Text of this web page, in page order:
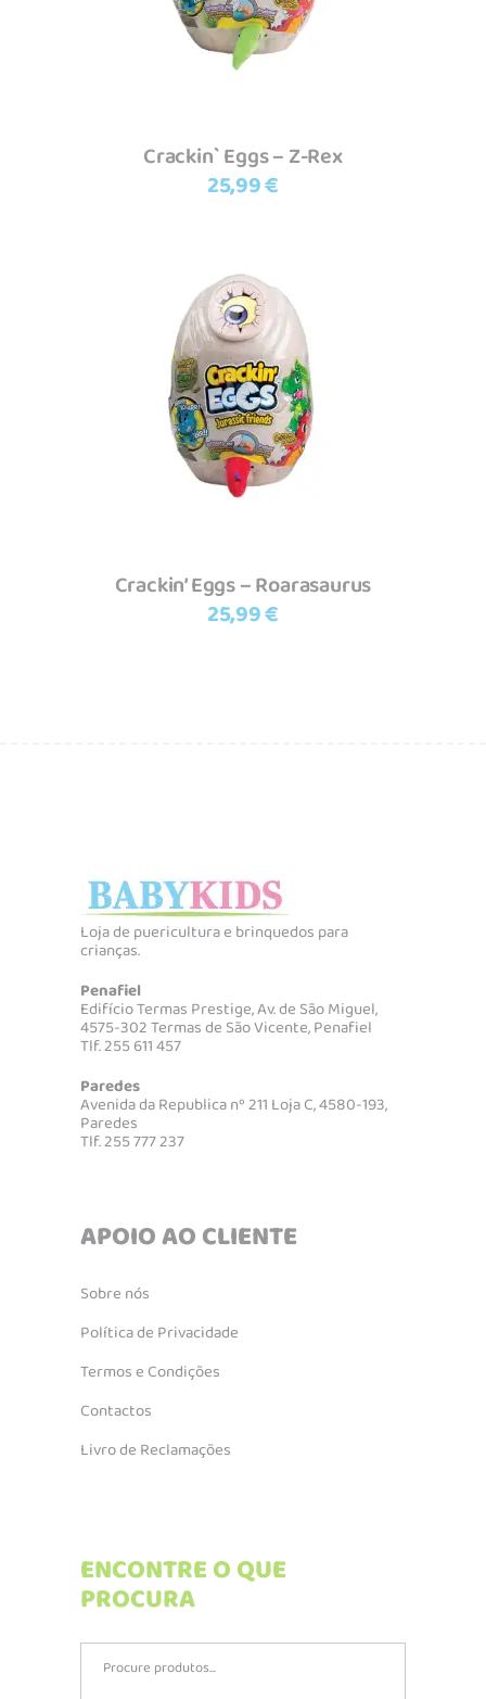
Crackin` Eggs – Z-Rex
25,99€
Adicionar
Crackin’ Eggs – Roarasaurus
25,99€
Loja de puericultura e brinquedos para
crianças.
Penafiel
Edifício Termas Prestige, Av. de São Miguel,
4575-302 Termas de São Vicente, Penafiel
Tlf. 255 611 457
Paredes
Avenida da Republica nº 211 Loja C, 4580-193,
Paredes
Tlf. 255 777 237
APOIO AO CLIENTE
Sobre nós
Política de Privacidade
Termos e Condições
Contactos
Livro de Reclamações
ENCONTRE O QUE
PROCURA